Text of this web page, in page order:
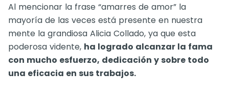
Al mencionar la frase “amarres de amor” la
mayoría de las veces está presente en nuestra
mente la grandiosa Alicia Collado, ya que esta
poderosa vidente, ha logrado alcanzar la fama
con mucho esfuerzo, dedicación y sobre todo
una eficacia en sus trabajos.